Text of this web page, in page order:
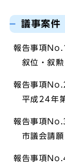
議事案件
報告事項No.1
叙位・叙勲
報告事項
平成24年第
報告事項
市議会請願
報告事項